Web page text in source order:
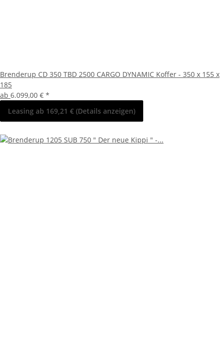
Brenderup CD 350 TBD 2500 CARGO DYNAMIC Koffer - 350 x 155 x
185
ab 6.099,00 € *
Leasing ab 169,21 € (Details anzeigen)